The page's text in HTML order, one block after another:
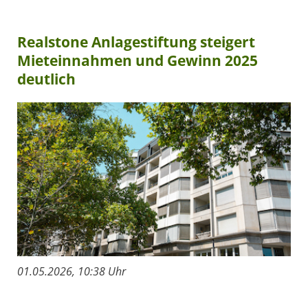
Realstone Anlagestiftung steigert
Mieteinnahmen und Gewinn 2025
deutlich
01.05.2026, 10:38 Uhr